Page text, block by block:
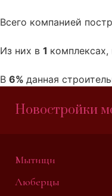
Всего компанией
Из них в 1
В 6% данная
Новостройки
Мытищи
Люберцы